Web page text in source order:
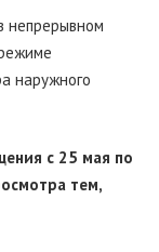
непрерывном
наружного
с 25 мая по
тем,